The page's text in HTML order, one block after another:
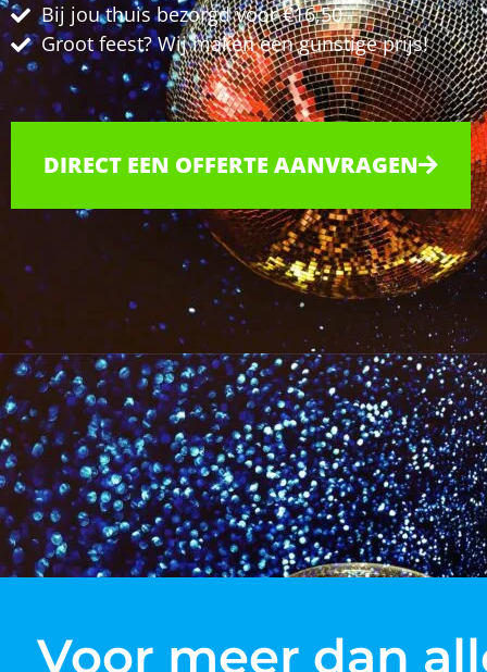
Bij jou thuis bezorgd voor €16,50
Groot feest? Wij maken een gunstige prijs!
DIRECT EEN OFFERTE AANVRAGEN
Voor meer dan